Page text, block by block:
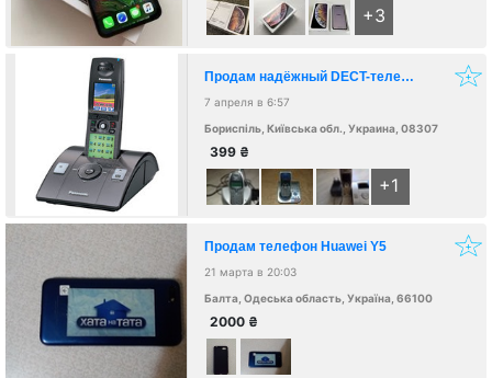
+3
Продам надёжный DECT-телефон Panasonic KX-TCD826UA и ещё 2 телефона.
7 апреля в 6:57
Бориспіль, Київська обл., Украина, 08307
399 ₴
+1
Продам телефон Huawei Y5
21 марта в 20:03
Балта, Одеська область, Україна, 66100
2000 ₴